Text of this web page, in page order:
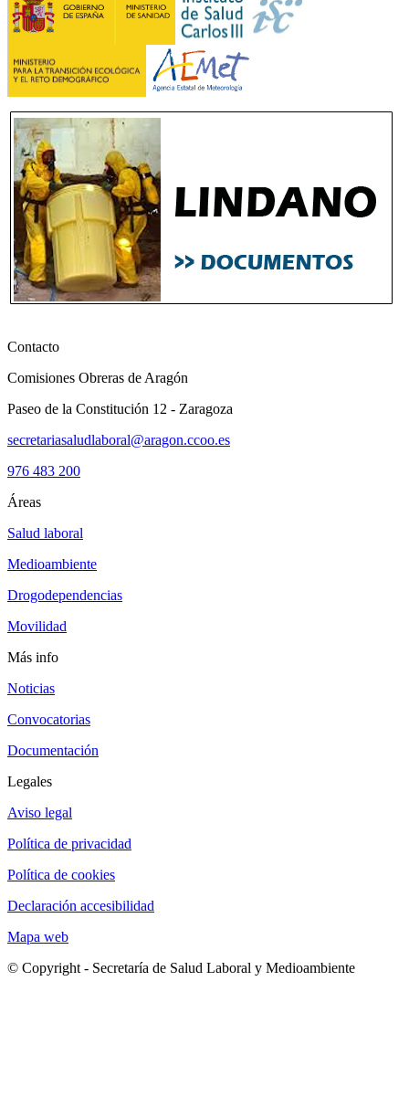
Contacto
Comisiones Obreras de Aragón
Paseo de la Constitución 12 - Zaragoza
secretariasaludlaboral@aragon.ccoo.es
976 483 200
Áreas
Salud laboral
Medioambiente
Drogodependencias
Movilidad
Más info
Noticias
Convocatorias
Documentación
Legales
Aviso legal
Política de privacidad
Política de cookies
Declaración accesibilidad
Mapa web
© Copyright - Secretaría de Salud Laboral y Medioambiente